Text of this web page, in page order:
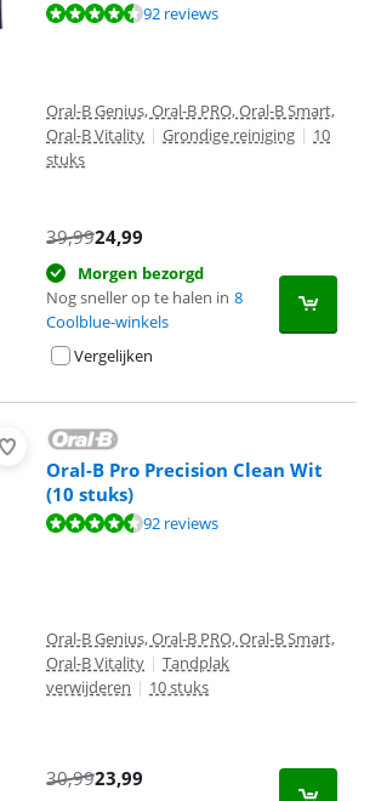
de 10, gebaseerd op 92 reviews.
92 reviews
Oral-B Genius, Oral-B PRO, Oral-B Smart,
Oral-B Vitality | Grondige reiniging | 10
stuks
39,9924,99
Morgen bezorgd
Nog sneller op te halen in 8
Coolblue-winkels
Vergelijken
Oral-B Pro Precision Clean Wit
(10 stuks)
de 10, gebaseerd op 92 reviews.
92 reviews
Oral-B Genius, Oral-B PRO, Oral-B Smart,
Oral-B Vitality | Tandplak
verwijderen | 10 stuks
30,9923,99